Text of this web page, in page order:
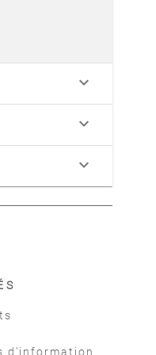
keyboard_arrow_down
keyboard_arrow_down
keyboard_arrow_down
d'information